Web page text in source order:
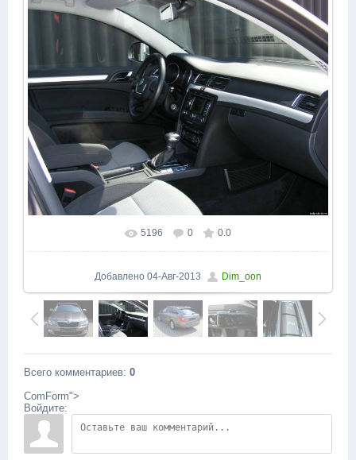
В реальном размере 1600x1200
5196 0 0.0
Добавлено 04-Авг-2013 Dim_oon
Всего комментариев: 0
ComForm">
Войдите: